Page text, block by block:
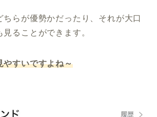
ちらが優勢かだったり、それが大口
ることができます。
やすいですよね～